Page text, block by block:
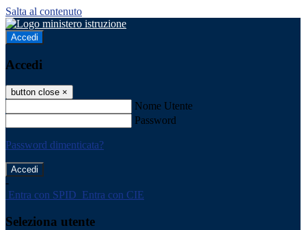
Salta al contenuto
Accedi
Accedi
button close ×
Nome Utente
Password
Password dimenticata?
-
Entra con SPID Entra con CIE
Seleziona utente